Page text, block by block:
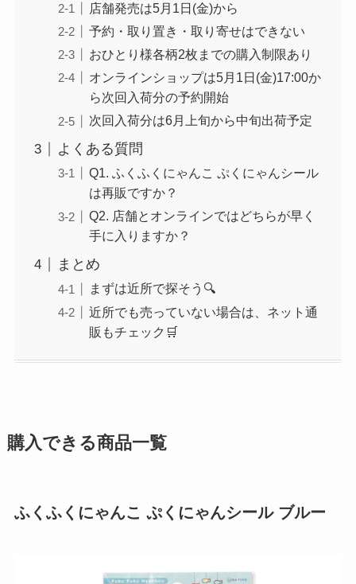
店舗発売は5月1日(金)から
予約・取り置き・取り寄せはできない
おひとり様各柄2枚までの購入制限あり
オンラインショップは5月1日(金)17:00か
ら次回入荷分の予約開始
次回入荷分は6月上旬から中旬出荷予定
よくある質問
Q1. ふくふくにゃんこ ぷくにゃんシール
は再販ですか？
Q2. 店舗とオンラインではどちらが早く
手に入りますか？
まとめ
まずは近所で探そう🔍
近所でも売っていない場合は、ネット通
販もチェック🛒
購入できる商品一覧
ふくふくにゃんこ ぷくにゃんシール ブルー